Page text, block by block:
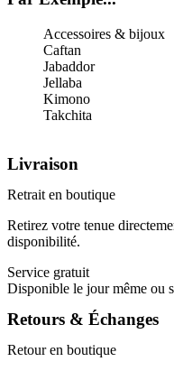
Accessoires & bijoux
Caftan
Jabaddor
Jellaba
Kimono
Takchita
Livraison
Retrait en boutique
Retirez votre tenue
disponibilité.
Service gratuit
Disponible le jour même ou
Retours & Échanges
Retour en boutique